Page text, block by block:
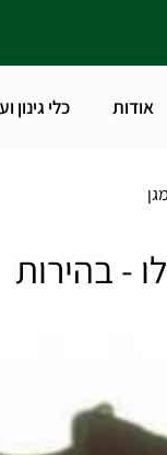
כלי גינון ועבודה